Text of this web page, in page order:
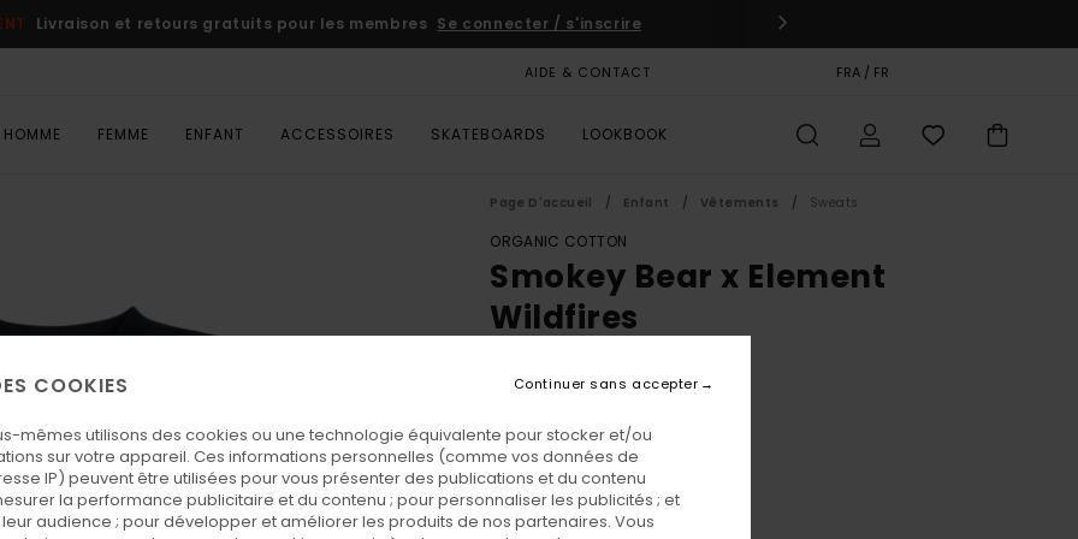
Livraison et retours gratuits pour les membres Se connecter / s'inscrire
AIDE & CONTACT FRA / FR
HOMME FEMME ENFANT ACCESSOIRES SKATEBOARDS LOOKBOOK
Page D'accueil Enfant Vêtements Sweats
ORGANIC COTTON
Smokey Bear x Element
Wildfires
65,00 €
CouleurEclipse Navy
COOKIES
mêmes utilisons des cookies ou une technologie équivalente pour stocker et/ou
sur votre appareil. Ces informations personnelles (comme vos données de
IP) peuvent être utilisées pour vous présenter des publications et du contenu
la performance publicitaire et du contenu ; pour personnaliser les publicités ; et
audience ; pour développer et améliorer les produits de nos partenaires. Vous
Continuer sans accepter